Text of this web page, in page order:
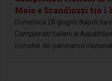
Maio e Scandiuzzi tra i
Domenica 28 giugno Napoli ha
Campionati Italiani di
iconiche del panorama